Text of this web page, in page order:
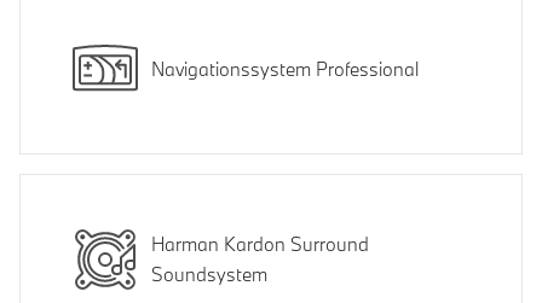
Navigationssystem Professional
Harman Kardon Surround
Soundsystem